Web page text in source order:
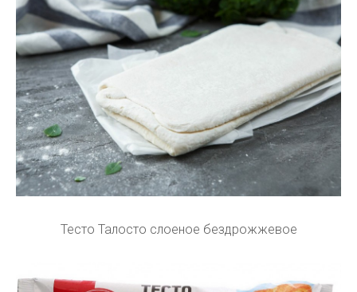
Тесто Талосто слоеное бездрожжевое